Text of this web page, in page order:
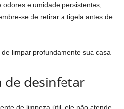
odores e umidade persistentes,
se de retirar a tigela antes de
limpar profundamente sua casa
de desinfetar
de limpeza útil, ele não atende